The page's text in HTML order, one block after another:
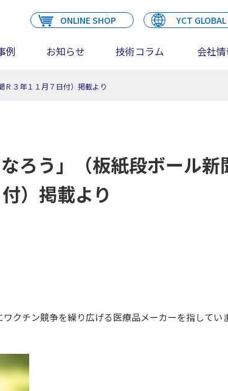
ONLINE SHOP YCT GLOBAL
例 お知らせ 技術コラム 会社
Ｒ３年１１月７日付）掲載より
ろう」（板紙段ボール新
付）掲載より
クチン競争を繰り広げる医療品メーカーを指して